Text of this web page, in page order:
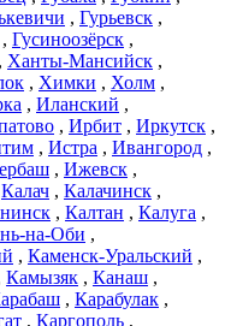
, Гурьевск ,
, Гусиноозёрск ,
, Ханты-Мансийск ,
, Химки , Холм ,
, Иланский ,
, Ирбит , Иркутск ,
, Истра , Ивангород ,
, Ижевск ,
Калач , Калачинск ,
, Калтан , Калуга ,
на-Оби ,
, Каменск-Уральский ,
Камызяк , Канаш ,
, Карабулак ,
, Каргополь ,